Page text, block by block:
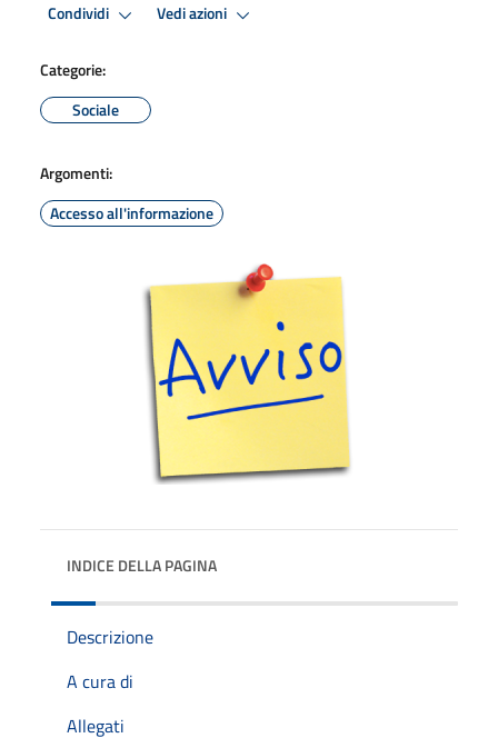
Condividi Vedi azioni
Categorie:
Sociale
Argomenti:
Accesso all'informazione
INDICE DELLA PAGINA
Descrizione
A cura di
Allegati